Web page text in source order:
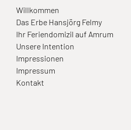
Willkommen
Das Erbe Hansjörg Felmy
Ihr Feriendomizil auf Amrum
Unsere Intention
Impressionen
Impressum
Kontakt